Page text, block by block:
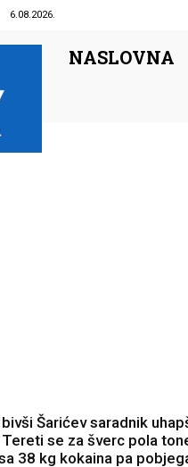
6.08.2026.
NASLOVNA
Šarićev saradnik
se za šverc pola
38 kg kokaina pa